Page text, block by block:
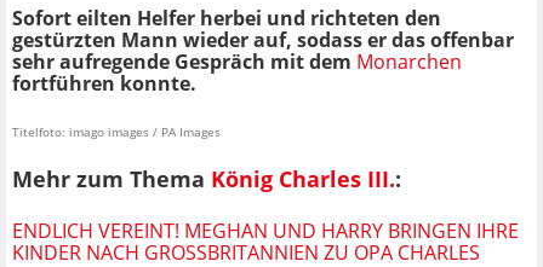
Sofort eilten Helfer herbei und richteten den
gestürzten Mann wieder auf, sodass er das offenbar
sehr aufregende Gespräch mit dem Monarchen
fortführen konnte.
Titelfoto: imago images / PA Images
Mehr zum Thema König Charles III.:
ENDLICH VEREINT! MEGHAN UND HARRY BRINGEN IHRE
KINDER NACH GROSSBRITANNIEN ZU OPA CHARLES